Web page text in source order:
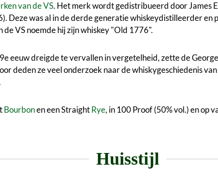
van de VS. Het merk wordt gedistribueerd door James
Deze was al in de derde generatie whiskeydistilleerder
VS noemde hij zijn whiskey "Old 1776".
eeuw dreigde te vervallen in vergetelheid, zette de
deden ze veel onderzoek naar de whiskygeschiedenis
Bourbonen een StraightRye, in 100 Proof (50% vol.) en op
Huisstijl